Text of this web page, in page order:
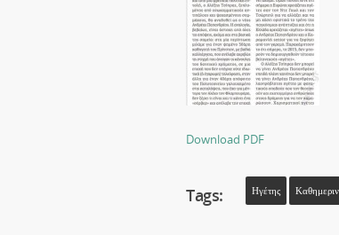
Download PDF
Tags: Ηγέτης